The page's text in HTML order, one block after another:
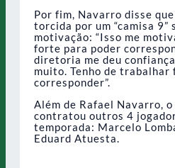
Por fim, Navarro disse
torcida por um “camisa 9”
motivação: “Isso me
forte para poder
diretoria me deu
muito. Tenho de
corresponder”.
Além de Rafael Navarro,
contratou outros 4
temporada: Marcelo
Eduard Atuesta.